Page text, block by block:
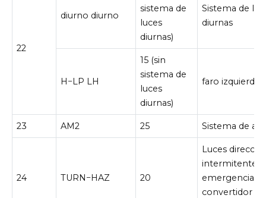
22
diurno diurno
sistema de
luces
diurnas)
Sistema de
diurnas
H−LP LH
15 (sin
sistema de
luces
diurnas)
faro izquierdo
23 AM2 25 Sistema de
24 TURN−HAZ 20
Luces
intermitentes
emergencia,
convertidor de